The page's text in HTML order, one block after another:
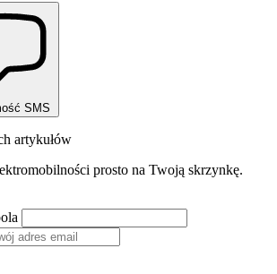
SMS
artykułów
prosto na Twoją skrzynkę.